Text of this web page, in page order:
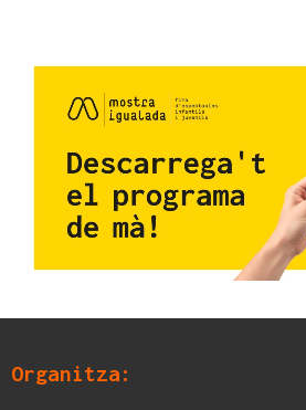
Organitza: